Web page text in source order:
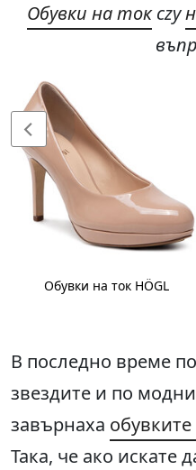
Обувки на токczy
Обувки на ток HÖGL
В последно време
звездите и по
завърнаха
Така, че ако искате